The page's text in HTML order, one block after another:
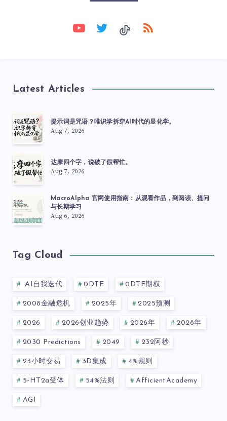
Latest Articles
提示词是咒语？唯识学拆穿AI时代的显化学。
Aug 7, 2026
达摩四个字，说破了假帮忙。
Aug 7, 2026
MacroAlpha 官网使用指南：从观看作品，到阅读、提问
与长期学习
Aug 6, 2026
Tag Cloud
AI自我迭代 0DTE 0DTE期权
2008金融危机 2025年 2025预测
2026 2026创业趋势 2026年 2028年
2030 Predictions 2049 232阿秒
23小时交易 3D集成 4%规则
5-HT2a受体 54%法则 AfficientAcademy
AGI